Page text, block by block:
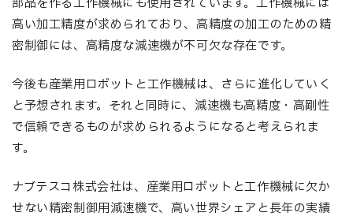
高い加工精度が求められており、高精度の加工のための精
密制御には、高精度な減速機が不可欠な存在です。
今後も産業用ロボットと工作機械は、さらに進化していく
と予想されます。それと同時に、減速機も高精度・高剛性
で信頼できるものが求められるようになると考えられま
す。
ナブテスコ株式会社は、産業用ロボットと工作機械に欠か
せない精密制御用減速機で、高い世界シェアと長年の実績